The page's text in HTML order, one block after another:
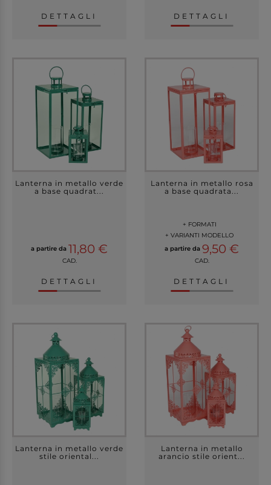
DETTAGLI DETTAGLI
Lanterna in metallo verde
a base quadrat...
a partire da 11,80 €
CAD.
DETTAGLI
Lanterna in metallo rosa
a base quadrata...
+ FORMATI
+ VARIANTI MODELLO
a partire da 9,50 €
CAD.
DETTAGLI
Lanterna in metallo verde
stile oriental...
Lanterna in metallo
arancio stile orient...